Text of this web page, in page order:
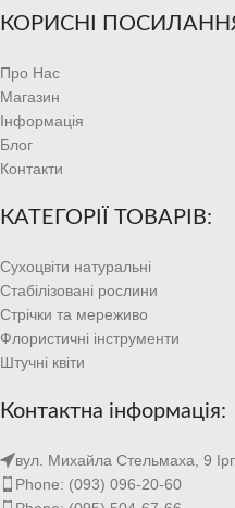
КОРИСНІ
Про Нас
Магазин
Інформація
Блог
Контакти
КАТЕГОРІЇ ТОВАРІВ:
Сухоцвіти натуральні
Стабілізовані рослини
Стрічки та мереживо
Флористичні інструменти
Штучні квіти
Контактна інформація:
вул. Михайла Стельмаха, 9
Phone: (093) 096-20-60